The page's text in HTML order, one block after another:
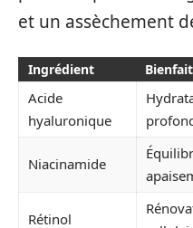
et un assèchement
Ingrédient
Acide
hyaluronique
Niacinamide
Rétinol